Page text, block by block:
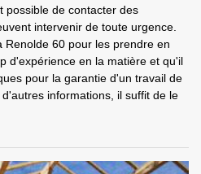
possible de contacter des
intervenir de toute urgence.
Renolde 60 pour les prendre en
d'expérience en la matière et qu'il
pour la garantie d'un travail de
informations, il suffit de le